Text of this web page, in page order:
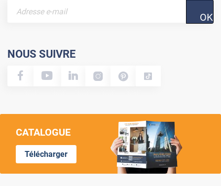
OK
NOUS SUIVRE
CATALOGUE
Télécharger